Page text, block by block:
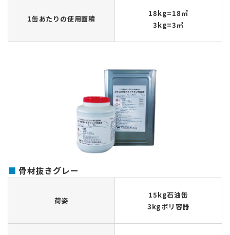
1缶あたりの使用面積
18kg=18㎡
3kg=3㎡
骨材抜きグレー
荷姿
15kg石油缶
3kgポリ容器